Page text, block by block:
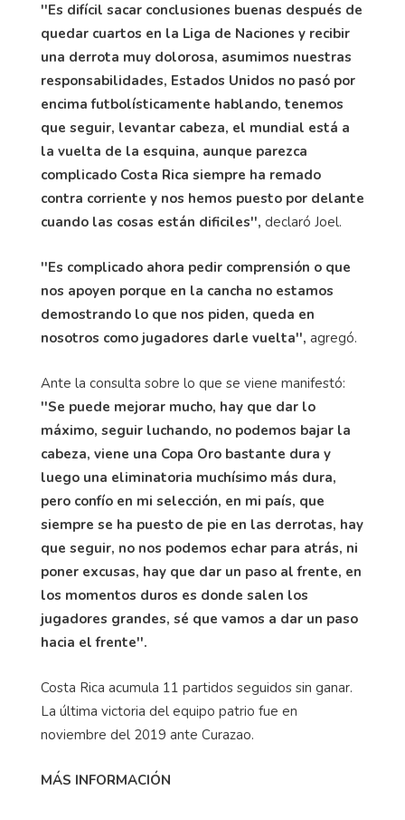
''Es difícil sacar conclusiones buenas después de
quedar cuartos en la Liga de Naciones y recibir
una derrota muy dolorosa, asumimos nuestras
responsabilidades, Estados Unidos no pasó por
encima futbolísticamente hablando, tenemos
que seguir, levantar cabeza, el mundial está a
la vuelta de la esquina, aunque parezca
complicado Costa Rica siempre ha remado
contra corriente y nos hemos puesto por delante
cuando las cosas están dificiles'', declaró Joel.
''Es complicado ahora pedir comprensión o que
nos apoyen porque en la cancha no estamos
demostrando lo que nos piden, queda en
nosotros como jugadores darle vuelta'', agregó.
Ante la consulta sobre lo que se viene manifestó:
''Se puede mejorar mucho, hay que dar lo
máximo, seguir luchando, no podemos bajar la
cabeza, viene una Copa Oro bastante dura y
luego una eliminatoria muchísimo más dura,
pero confío en mi selección, en mi país, que
siempre se ha puesto de pie en las derrotas, hay
que seguir, no nos podemos echar para atrás, ni
poner excusas, hay que dar un paso al frente, en
los momentos duros es donde salen los
jugadores grandes, sé que vamos a dar un paso
hacia el frente''.
Costa Rica acumula 11 partidos seguidos sin ganar.
La última victoria del equipo patrio fue en
noviembre del 2019 ante Curazao.
MÁS INFORMACIÓN